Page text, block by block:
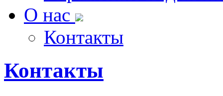
О нас
Контакты
Контакты